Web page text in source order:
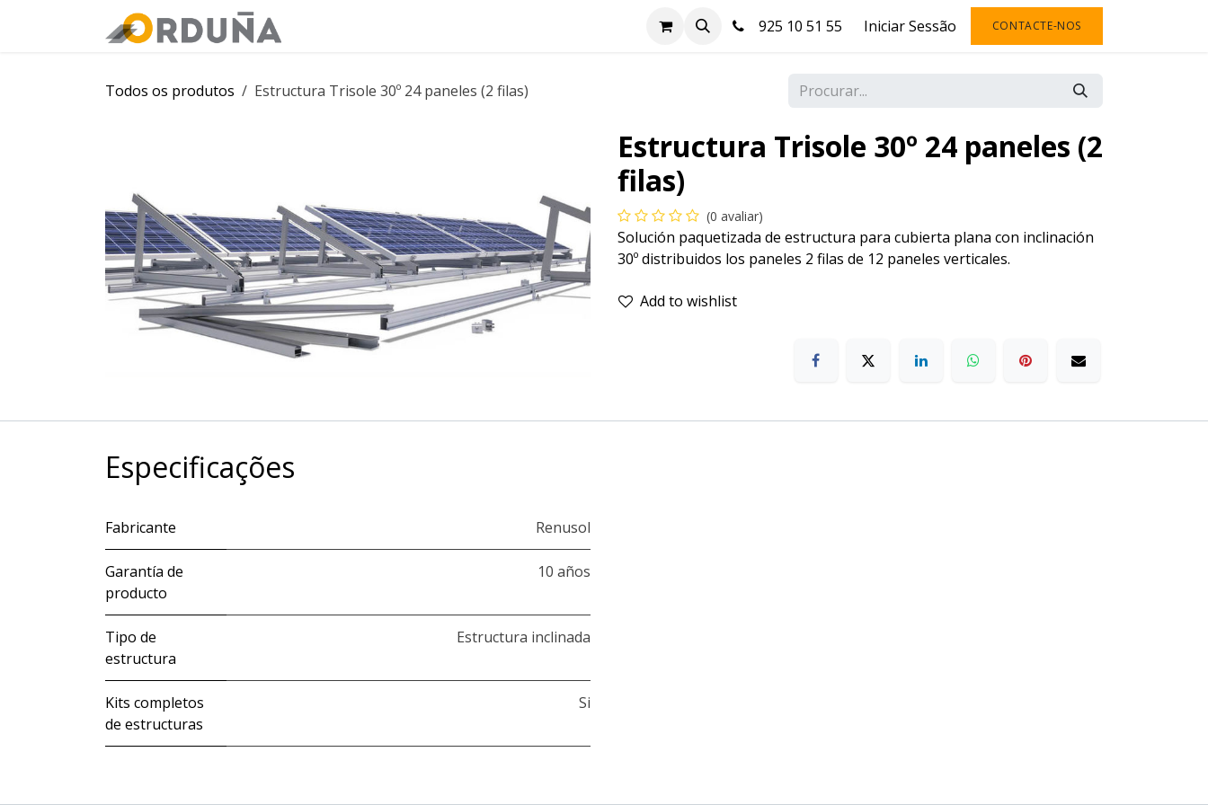
Blog Contacte-nos925 10 51 55 Iniciar Sessão CONTACTE-NOS
Todos os produtos Estructura Trisole 30º 24 paneles (2 filas)
Estructura Trisole 30º 24 paneles (2
filas)
(0 avaliar)
Solución paquetizada de estructura para cubierta plana con inclinación
30º distribuidos los paneles 2 filas de 12 paneles verticales.
Add to wishlist
Especificações
Fabricante Renusol
Garantía de
producto
10 años
Tipo de
estructura
Estructura inclinada
Kits completos
de estructuras
Si